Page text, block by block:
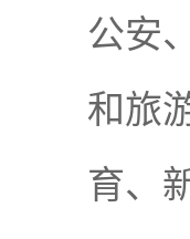
公安
和旅
育、